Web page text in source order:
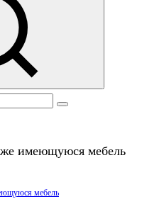
имеющуюся мебель
мебель